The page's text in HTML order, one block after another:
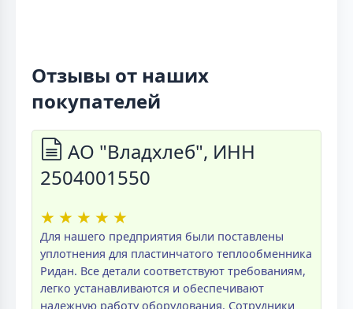
Отзывы от наших
покупателей
АО "Владхлеб", ИНН
2504001550
★ ★ ★ ★ ★
Для нашего предприятия были поставлены
уплотнения для пластинчатого теплообменника
Ридан. Все детали соответствуют требованиям,
легко устанавливаются и обеспечивают
надежную работу оборудования. Сотрудники